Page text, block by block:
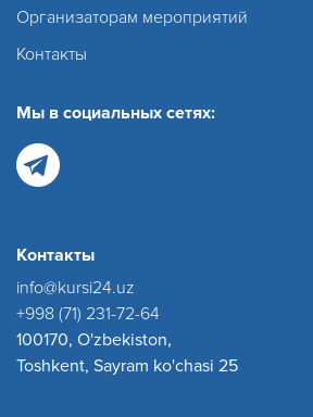
Организаторам мероприятий
Контакты
Мы в социальных сетях:
Контакты
info@kursi24.uz
+998 (71) 231-72-64
100170, O'zbekiston,
Toshkent, Sayram ko'chasi 25